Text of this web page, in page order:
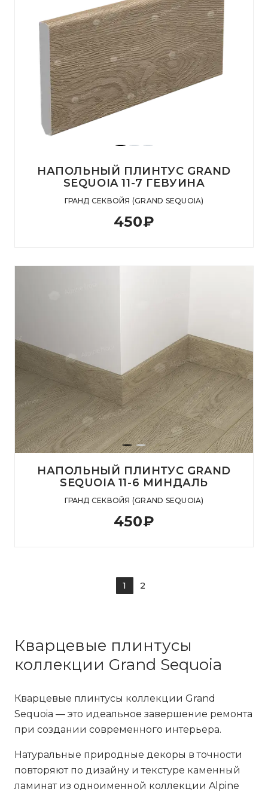
НАПОЛЬНЫЙ ПЛИНТУС GRAND
SEQUOIA 11-7 ГЕВУИНА
ГРАНД СЕКВОЙЯ (GRAND SEQUOIA)
450₽
НАПОЛЬНЫЙ ПЛИНТУС GRAND
SEQUOIA 11-6 МИНДАЛЬ
ГРАНД СЕКВОЙЯ (GRAND SEQUOIA)
450₽
1 2
Кварцевые плинтусы
коллекции Grand Sequoia
Кварцевые плинтусы коллекции Grand
Sequoia — это идеальное завершение ремонта
при создании современного интерьера.
Натуральные природные декоры в точности
повторяют по дизайну и текстуре каменный
ламинат из одноименной коллекции Alpine